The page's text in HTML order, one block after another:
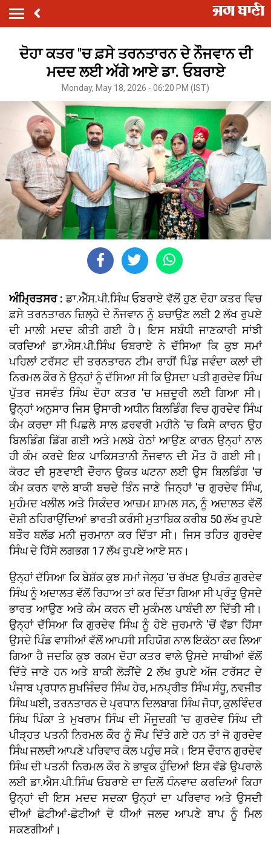
ਦੋਹਾ ਕਤਰ ''ਚ ਫ਼ਸੇ ਤਰਨਤਾਰਨ ਦੇ ਨੌਜਵਾਨ ਦੀ
ਮਦਦ ਲਈ ਅੱਗੇ ਆਏ ਡਾ. ਓਬਰਾਏ
Monday, May 18, 2026 - 06:20 PM (IST)
ਅੰਮ੍ਰਿਤਸਰ : ਡਾ.ਐੱਸ.ਪੀ.ਸਿੰਘ ਓਬਰਾਏ ਵੱਲੋਂ ਹੁਣ ਦੋਹਾ ਕਤਰ ਵਿਚ
ਫ਼ਸੇ ਤਰਨਤਾਰਨ ਜ਼ਿਲ੍ਹੇ ਦੇ ਨੌਜਵਾਨ ਨੂੰ ਬਚਾਉਣ ਲਈ 2 ਲੱਖ ਰੁਪਏ
ਦੀ ਮਾਲੀ ਮਦਦ ਕੀਤੀ ਗਈ ਹੈ। ਇਸ ਸਬੰਧੀ ਜਾਣਕਾਰੀ ਸਾਂਝੀ
ਕਰਦਿਆਂ ਡਾ.ਐਸ.ਪੀ.ਸਿੰਘ ਓਬਰਾਏ ਨੇ ਦੱਸਿਆ ਕਿ ਕੁਝ ਸਮਾਂ
ਪਹਿਲਾਂ ਟਰੱਸਟ ਦੀ ਤਰਨਤਾਰਨ ਟੀਮ ਰਾਹੀਂ ਪਿੰਡ ਜਵੰਦਾ ਕਲਾਂ ਦੀ
ਨਿਰਮਲ ਕੌਰ ਨੇ ਉਨ੍ਹਾਂ ਨੂੰ ਦੱਸਿਆ ਸੀ ਕਿ ਉਸਦਾ ਪਤੀ ਗੁਰਦੇਵ ਸਿੰਘ
ਪੁੱਤਰ ਜਸਵੰਤ ਸਿੰਘ ਦੋਹਾ ਕਤਰ 'ਚ ਮਜ਼ਦੂਰੀ ਲਈ ਗਿਆ ਸੀ।
ਉਨ੍ਹਾਂ ਅਨੁਸਾਰ ਜਿਸ ਉਸਾਰੀ ਅਧੀਨ ਬਿਲਡਿੰਗ ਵਿਚ ਗੁਰਦੇਵ ਸਿੰਘ
ਕੰਮ ਕਰਦਾ ਸੀ ਪਿਛਲੇ ਸਾਲ ਫ਼ਰਵਰੀ ਮਹੀਨੇ 'ਚ ਕਿਸੇ ਕਾਰਨ ਉਹ
ਬਿਲਡਿੰਗ ਡਿੱਗ ਗਈ ਅਤੇ ਮਲਬੇ ਹੇਠਾਂ ਆਉਣ ਕਾਰਨ ਉਨ੍ਹਾਂ ਨਾਲ
ਹੀ ਕੰਮ ਕਰਦੇ ਇਕ ਪਾਕਿਸਤਾਨੀ ਨੌਜਵਾਨ ਦੀ ਮੌਤ ਹੋ ਗਈ ਸੀ।
ਕੋਰਟ ਦੀ ਸੁਣਵਾਈ ਦੌਰਾਨ ਉਕਤ ਘਟਨਾ ਲਈ ਉਸ ਬਿਲਡਿੰਗ 'ਚ
ਕੰਮ ਕਰਨ ਵਾਲੇ ਬਾਕੀ ਬਚਦੇ ਤਿੰਨ ਜਾਣੇ ਜਿਨ੍ਹਾਂ 'ਚ ਗੁਰਦੇਵ ਸਿੰਘ,
ਮੁਹੰਮਦ ਖਲੀਲ ਅਤੇ ਸਿਕੰਦਰ ਆਜ਼ਮ ਸ਼ਾਮਲ ਸਨ, ਨੂੰ ਅਦਾਲਤ ਵੱਲੋਂ
ਦੋਸ਼ੀ ਠਹਿਰਾਉਂਦਿਆਂ ਭਾਰਤੀ ਕਰੰਸੀ ਮੁਤਾਬਿਕ ਕਰੀਬ 50 ਲੱਖ ਰੁਪਏ
ਬਤੌਰ ਬਲੱਡ ਮਨੀ ਜੁਰਮਾਨਾ ਕਰ ਦਿੱਤਾ ਸੀ। ਜਿਸ ਤਹਿਤ ਗੁਰਦੇਵ
ਸਿੰਘ ਦੇ ਹਿੱਸੇ ਲਗਭਗ 17 ਲੱਖ ਰੁਪਏ ਆਏ ਸਨ।
ਉਨ੍ਹਾਂ ਦੱਸਿਆ ਕਿ ਬੇਸ਼ੱਕ ਕੁਝ ਸਮਾਂ ਜੇਲ੍ਹ 'ਚ ਰੱਖਣ ਉਪਰੰਤ ਗੁਰਦੇਵ
ਸਿੰਘ ਨੂੰ ਅਦਾਲਤ ਵੱਲੋਂ ਰਿਹਾਅ ਤਾਂ ਕਰ ਦਿੱਤਾ ਗਿਆ ਸੀ ਪ੍ਰੰਤੂ ਉਸਦੇ
ਭਾਰਤ ਆਉਣ ਅਤੇ ਕੰਮ ਕਰਨ ਦੀ ਮੁਕੰਮਲ ਪਾਬੰਦੀ ਲਾ ਦਿੱਤੀ ਸੀ।
ਉਨ੍ਹਾਂ ਦੱਸਿਆ ਕਿ ਗੁਰਦੇਵ ਸਿੰਘ ਨੂੰ ਹੋਏ ਜੁਰਮਾਨੇ 'ਚੋਂ ਵੱਡਾ ਹਿੱਸਾ
ਉਸਦੇ ਪਿੰਡ ਵਾਸੀਆਂ ਵੱਲੋਂ ਆਪਸੀ ਸਹਿਯੋਗ ਨਾਲ ਇਕੱਠਾ ਕਰ ਲਿਆ
ਗਿਆ ਹੈ ਜਦਕਿ ਕੁਝ ਰਕਮ ਦੋਹਾ ਕਤਰ ਵਾਲੇ ਉਸਦੇ ਸਾਥੀਆਂ ਵੱਲੋਂ
ਦਿੱਤੇ ਜਾਣੇ ਹਨ ਅਤੇ ਬਾਕੀ ਲੋੜੀਂਦੇ 2 ਲੱਖ ਰੁਪਏ ਅੱਜ ਟਰੱਸਟ ਦੇ
ਪੰਜਾਬ ਪ੍ਰਧਾਨ ਸੁਖਜਿੰਦਰ ਸਿੰਘ ਹੇਰ, ਮਨਪ੍ਰੀਤ ਸਿੰਘ ਸੰਧੂ, ਨਵਜੀਤ
ਸਿੰਘ ਘਈ, ਤਰਨਤਾਰਨ ਦੇ ਪ੍ਰਧਾਨ ਦਿਲਬਾਗ ਸਿੰਘ ਜੋਧਾ, ਕੁਲਵਿੰਦਰ
ਸਿੰਘ ਪਿੰਕਾ ਤੇ ਮੁਖਰਾਮ ਸਿੰਘ ਦੀ ਮੌਜੂਦਗੀ 'ਚ ਗੁਰਦੇਵ ਸਿੰਘ ਦੀ
ਪੀੜ੍ਹਤ ਪਤਨੀ ਨਿਰਮਲ ਕੌਰ ਨੂੰ ਸੌਂਪ ਦਿੱਤੇ ਗਏ ਹਨ ਤਾਂ ਜੋ ਗੁਰਦੇਵ
ਸਿੰਘ ਜਲਦੀ ਆਪਣੇ ਪਰਿਵਾਰ ਕੋਲ ਪਹੁੰਚ ਸਕੇ। ਇਸ ਦੌਰਾਨ ਗੁਰਦੇਵ
ਸਿੰਘ ਦੀ ਪਤਨੀ ਨਿਰਮਲ ਕੌਰ ਨੇ ਭਾਵੁਕ ਹੁੰਦਿਆਂ ਇਸ ਵੱਡੇ ਉਪਰਾਲੇ
ਲਈ ਡਾ.ਐਸ.ਪੀ.ਸਿੰਘ ਓਬਰਾਏ ਦਾ ਦਿਲੋਂ ਧੰਨਵਾਦ ਕਰਦਿਆਂ ਕਿਹਾ
ਉਨ੍ਹਾਂ ਦੀ ਇਸ ਮਦਦ ਸਦਕਾ ਉਨ੍ਹਾਂ ਦਾ ਪਰਿਵਾਰ ਅਤੇ ਉਸਦੀ
ਦੀਆਂ ਛੋਟੀਆਂ-ਛੋਟੀਆਂ ਦੋ ਧੀਆਂ ਜਲਦ ਆਪਣੇ ਬਾਪ ਨੂੰ ਮਿਲ
ਸਕਣਗੀਆਂ।